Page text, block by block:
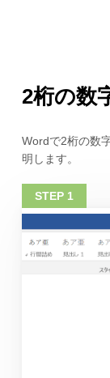
2桁の数
Wordで2桁の数
明します。